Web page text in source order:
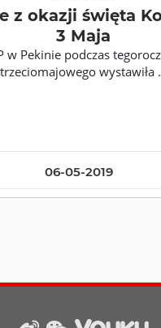
06-05-2019
z okazji święta
3 Maja
w Pekinie podczas
trzeciomajowego wystawiła